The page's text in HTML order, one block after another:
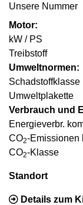
Unsere Nummer
Motor:
kW / PS
Treibstoff
Umweltnormen:
Schadstoffklasse
Umweltplakette
Verbrauch und
Energieverbr.
CO2-Emissionen
CO2-Klasse
Standort
Details zum